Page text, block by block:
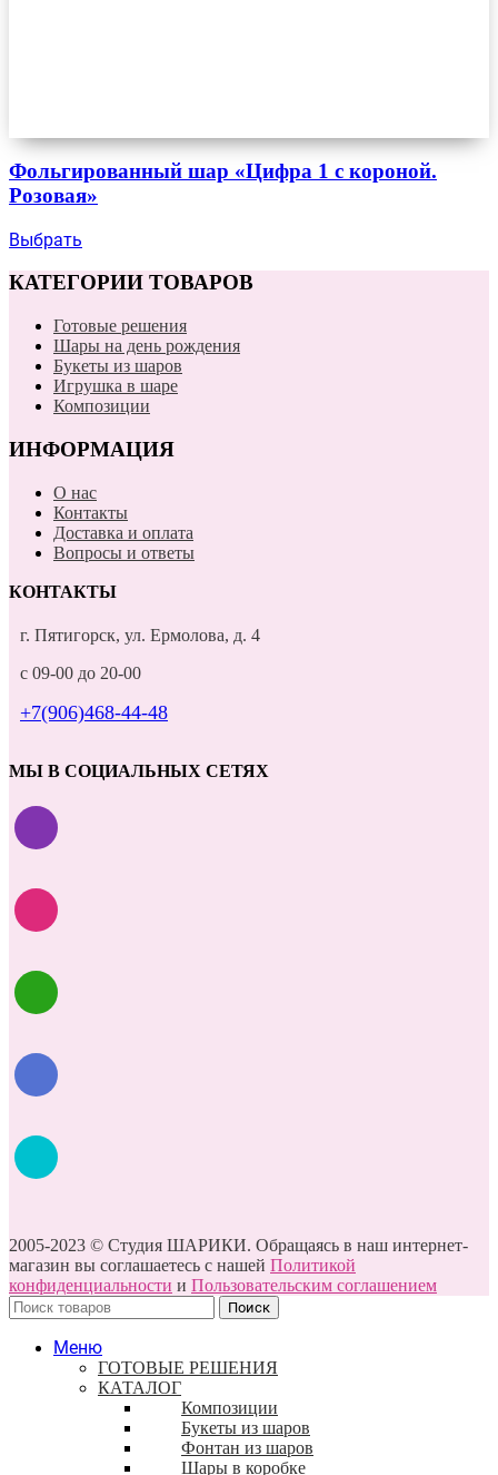
Фольгированный шар «Цифра 1 с короной.
Розовая»
Выбрать
КАТЕГОРИИ ТОВАРОВ
Готовые решения
Шары на день рождения
Букеты из шаров
Игрушка в шаре
Композиции
ИНФОРМАЦИЯ
О нас
Контакты
Доставка и оплата
Вопросы и ответы
КОНТАКТЫ
г. Пятигорск, ул. Ермолова, д. 4
с 09-00 до 20-00
+7(906)468-44-48
МЫ В СОЦИАЛЬНЫХ СЕТЯХ
2005-2023 © Студия ШАРИКИ. Обращаясь в наш интернет-
магазин вы соглашаетесь с нашей Политикой
конфиденциальности и Пользовательским соглашением
Поиск
Меню
ГОТОВЫЕ РЕШЕНИЯ
КАТАЛОГ
Композиции
Букеты из шаров
Фонтан из шаров
Шары в коробке